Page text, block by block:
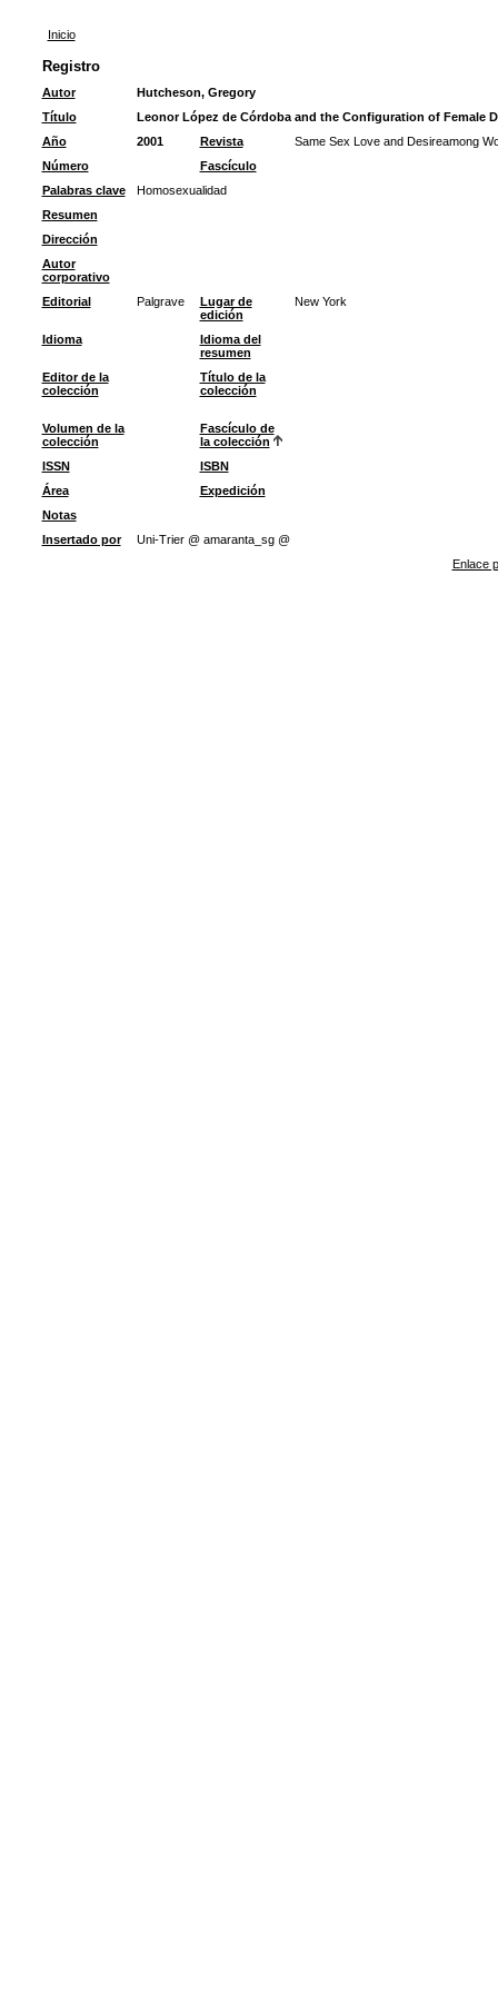
Inicio
Registro
Autor
Hutcheson, Gregory
Título
Leonor López de Córdoba and the Configuration of Female
Año
2001 Revista
Same Sex Love and Desireamong
Número
Fascículo
Palabras clave
Homosexualidad
Resumen
Dirección
Autor
corporativo
Editorial
Palgrave
Lugar de
edición
New York
Idioma
Idioma del
resumen
Editor de la
colección
Título de la
colección
Volumen de la
colección
Fascículo de
la colección
ISSN
ISBN
Área
Expedición
Notas
Insertado por
Uni-Trier @ amaranta_sg @
Enlace